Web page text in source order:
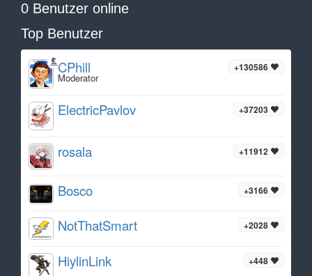
0 Benutzer online
Top Benutzer
+130586
CPhill
Moderator
+37203
ElectricPavlov
+11912
rosala
+3166
Bosco
+2028
NotThatSmart
+448
HiylinLink